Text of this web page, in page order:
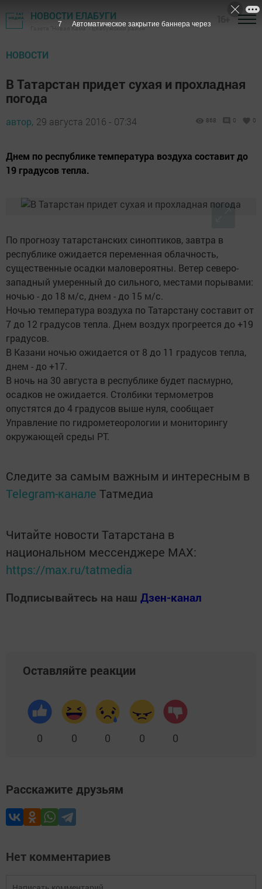
НОВОСТИ ЕЛАБУГИ
Газета "Новая Кама" - Елабужский район
НОВОСТИ
В Татарстан придет сухая и прохладная
погода
автор, 29 августа 2016 - 07:34 868 0 0
Днем по республике температура воздуха составит до
19 градусов тепла.
По прогнозу татарстанских синоптиков, завтра в
республике ожидается переменная облачность,
существенные осадки маловероятны. Ветер северо-
западный умеренный до сильного, местами порывами:
ночью - до 18 м/с, днем - до 15 м/с.
Ночью температура воздуха по Татарстану составит от
7 до 12 градусов тепла. Днем воздух прогреется до +19
градусов.
В Казани ночью ожидается от 8 до 11 градусов тепла,
днем - до +17.
В ночь на 30 августа в республике будет пасмурно,
осадков не ожидается. Столбики термометров
опустятся до 4 градусов выше нуля, сообщает
Управление по гидрометеорологии и мониторингу
окружающей среды РТ.
Следите за самым важным и интересным в
Telegram-канале Татмедиа
Читайте новости Татарстана в
национальном мессенджере MАХ:
https://max.ru/tatmedia
Подписывайтесь на наш Дзен-канал
Оставляйте реакции
0 0 0 0 0
Расскажите друзьям
Нет комментариев
6 Автоматическое закрытие баннера через